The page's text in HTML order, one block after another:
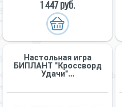
1 447 руб.
Настольная игра
БИПЛАНТ "Кроссворд
Удачи"...